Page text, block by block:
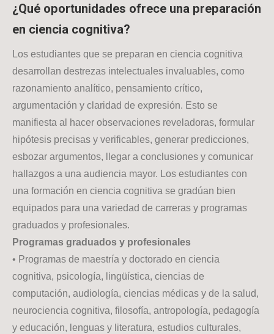
¿Qué oportunidades ofrece una preparación
en ciencia cognitiva?
Los estudiantes que se preparan en ciencia cognitiva
desarrollan destrezas intelectuales invaluables, como
razonamiento analítico, pensamiento crítico,
argumentación y claridad de expresión. Esto se
manifiesta al hacer observaciones reveladoras, formular
hipótesis precisas y verificables, generar predicciones,
esbozar argumentos, llegar a conclusiones y comunicar
hallazgos a una audiencia mayor. Los estudiantes con
una formación en ciencia cognitiva se gradúan bien
equipados para una variedad de carreras y programas
graduados y profesionales.
Programas graduados y profesionales
• Programas de maestría y doctorado en ciencia
cognitiva, psicología, lingüística, ciencias de
computación, audiología, ciencias médicas y de la salud,
neurociencia cognitiva, filosofía, antropología, pedagogía
y educación, lenguas y literatura, estudios culturales,